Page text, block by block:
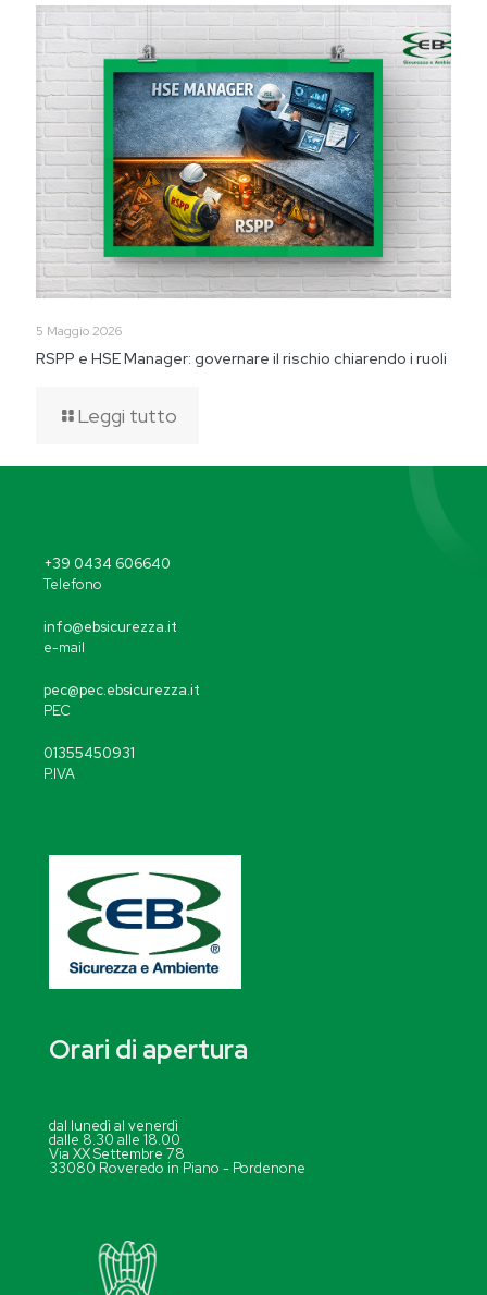
5 Maggio 2026
RSPP e HSE Manager: governare il rischio chiarendo i ruoli
Leggi tutto
+39 0434 606640
Telefono
info@ebsicurezza.it
e-mail
pec@pec.ebsicurezza.it
PEC
01355450931
P.IVA
Orari di apertura
dal lunedì al venerdì
dalle 8.30 alle 18.00
Via XX Settembre 78
33080 Roveredo in Piano - Pordenone